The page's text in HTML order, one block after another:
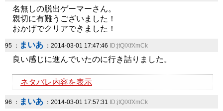
名無しの脱出ゲーマーさん。
親切に有難うございました！
おかげでクリアできました！
95 ： まいあ ：2014-03-01 17:47:46 ID:jtQlXfXmCk
良い感じに進んでいたのに行き詰りました。
ネタバレ内容を表示
96 ： まいあ ：2014-03-01 17:57:31 ID:jtQlXfXmCk